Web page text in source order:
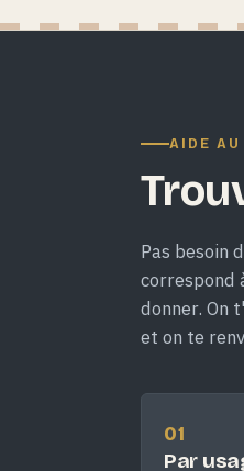
AIDE AU
Pas besoin
correspond
donner. On
et on te
01
Par